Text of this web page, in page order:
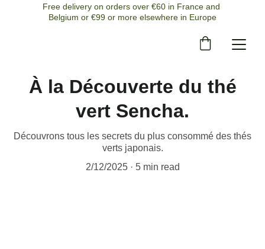
Free delivery on orders over €60 in France and
Belgium or €99 or more elsewhere in Europe
À la Découverte du thé
vert Sencha.
Découvrons tous les secrets du plus consommé des thés
verts japonais.
2/12/2025
5 min read